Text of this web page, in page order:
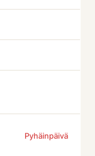
Pyhäinpäivä